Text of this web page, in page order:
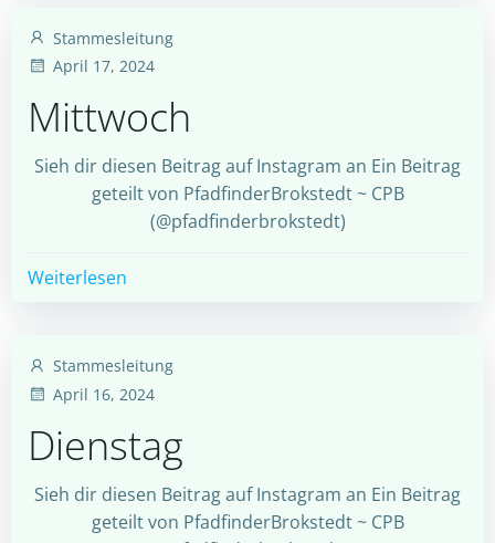
Stammesleitung
April 17, 2024
Mittwoch
Sieh dir diesen Beitrag auf Instagram an Ein Beitrag
geteilt von PfadfinderBrokstedt ~ CPB
(@pfadfinderbrokstedt)
Weiterlesen
Stammesleitung
April 16, 2024
Dienstag
Sieh dir diesen Beitrag auf Instagram an Ein Beitrag
geteilt von PfadfinderBrokstedt ~ CPB